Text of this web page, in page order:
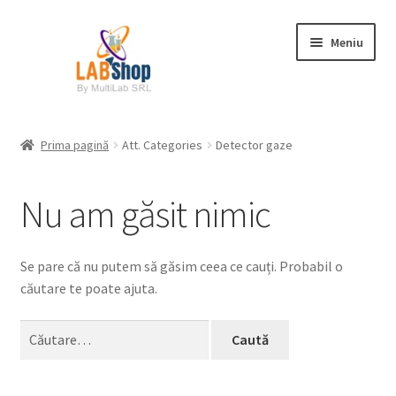
Meniu
Coș
Plată
Prima pagină Att. Categories Detector gaze
Nu am găsit nimic
Se pare că nu putem să găsim ceea ce cauți. Probabil o
căutare te poate ajuta.